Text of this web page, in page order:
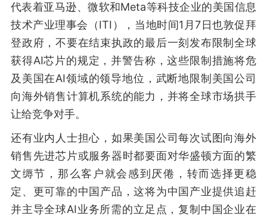
代表着亚马逊、微软和Meta等科技企业的美国信息
技术产业理事会（ITI），当地时间1月7日也敦促拜
登政府，不要在结束执政的最后一刻发布限制全球
获得AI芯片的规定，并警告称，这些限制措施将危
及美国在AI领域的领导地位，武断地限制美国公司
向海外销售计算机系统的能力，并将全球市场拱手
让给竞争对手。
还有业内人士担心，如果美国公司每次试图向海外
销售先进芯片或服务器时都要面对华盛顿方面的繁
文缛节，那么客户就会感到厌倦，转而选择更稳
定、更可靠的中国产品，这将为中国产业提供追赶
并主导全球AI业务所需的立足点，复制中国企业在